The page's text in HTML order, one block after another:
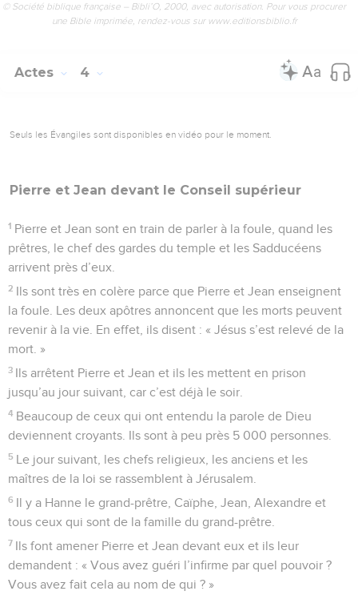
© Société biblique française – Bibli’O, 2000, avec autorisation. Pour vous procurer
une Bible imprimée, rendez-vous sur www.editionsbiblio.fr
Actes 4
Seuls les Évangiles sont disponibles en vidéo pour le moment.
Pierre et Jean devant le Conseil supérieur
1 Pierre et Jean sont en train de parler à la foule, quand les
prêtres, le chef des gardes du temple et les Sadducéens
arrivent près d’eux.
2 Ils sont très en colère parce que Pierre et Jean enseignent
la foule. Les deux apôtres annoncent que les morts peuvent
revenir à la vie. En effet, ils disent : « Jésus s’est relevé de la
mort. »
3 Ils arrêtent Pierre et Jean et ils les mettent en prison
jusqu’au jour suivant, car c’est déjà le soir.
4 Beaucoup de ceux qui ont entendu la parole de Dieu
deviennent croyants. Ils sont à peu près 5 000 personnes.
5 Le jour suivant, les chefs religieux, les anciens et les
maîtres de la loi se rassemblent à Jérusalem.
6 Il y a Hanne le grand-prêtre, Caïphe, Jean, Alexandre et
tous ceux qui sont de la famille du grand-prêtre.
7 Ils font amener Pierre et Jean devant eux et ils leur
demandent : « Vous avez guéri l’infirme par quel pouvoir ?
Vous avez fait cela au nom de qui ? »